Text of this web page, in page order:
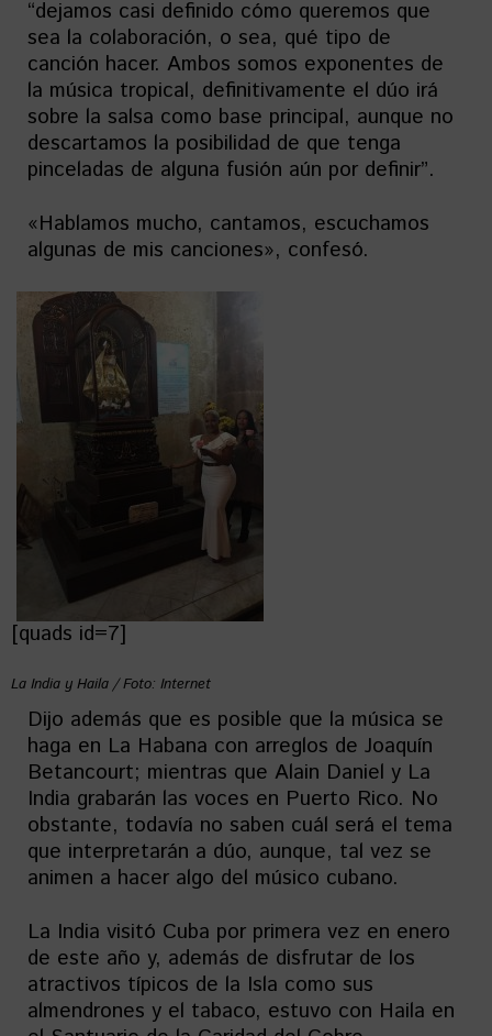
“dejamos casi definido cómo queremos que
sea la colaboración, o sea, qué tipo de
canción hacer. Ambos somos exponentes de
la música tropical, definitivamente el dúo irá
sobre la salsa como base principal, aunque no
descartamos la posibilidad de que tenga
pinceladas de alguna fusión aún por definir”.
«Hablamos mucho, cantamos, escuchamos
algunas de mis canciones», confesó.
[quads id=7]
La India y Haila / Foto: Internet
Dijo además que es posible que la música se
haga en La Habana con arreglos de Joaquín
Betancourt; mientras que Alain Daniel y La
India grabarán las voces en Puerto Rico. No
obstante, todavía no saben cuál será el tema
que interpretarán a dúo, aunque, tal vez se
animen a hacer algo del músico cubano.
La India visitó Cuba por primera vez en enero
de este año y, además de disfrutar de los
atractivos típicos de la Isla como sus
almendrones y el tabaco, estuvo con Haila en